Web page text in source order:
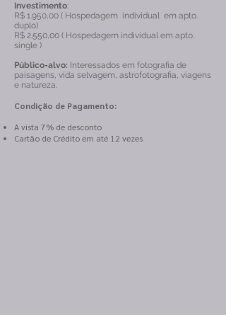
Investimento:
R$ 1.950,00 ( Hospedagem individual em apto.
duplo)
R$ 2.550,00 ( Hospedagem individual em apto.
single )​
Público-alvo: Interessados em fotografia de
paisagens, vida selvagem, astrofotografia, viagens
e natureza.
Condição de Pagamento:
A vista 7% de desconto
Cartão de Crédito em até 12 vezes